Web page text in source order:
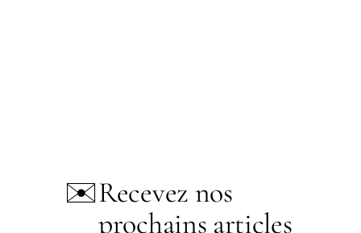
✉️Recevez nos
prochains articles